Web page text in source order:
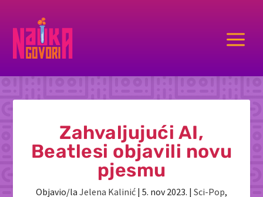
a
Zahvaljujući AI,
Beatlesi objavili novu
pjesmu
Objavio/la Jelena Kalinić | 5. nov 2023. | Sci-Pop,